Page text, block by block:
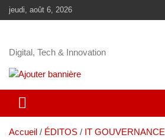
jeudi, août 6, 2026
Digital, Tech & Innovation
Accueil ÉDITOS
IT GOUVERNANCE